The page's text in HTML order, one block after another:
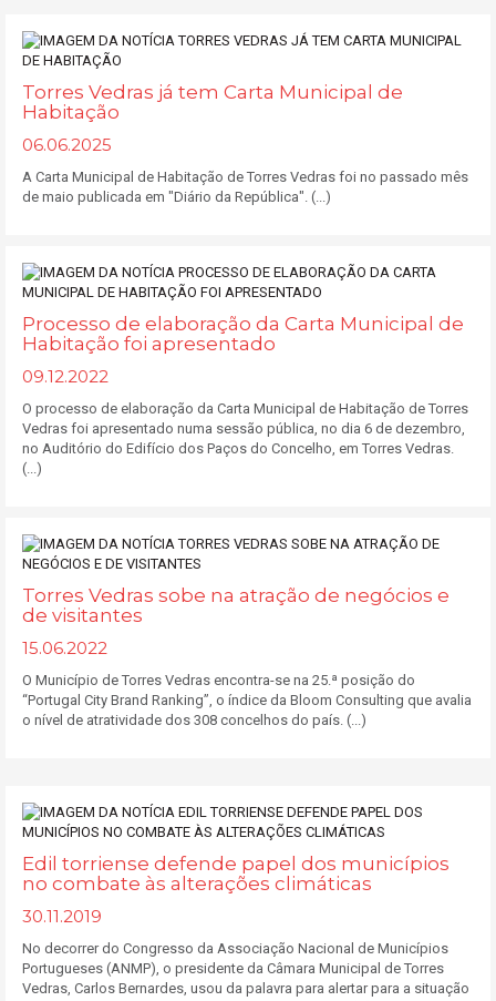
Torres Vedras já tem Carta Municipal de
Habitação
06.06.2025
A Carta Municipal de Habitação de Torres Vedras foi no passado mês
de maio publicada em "Diário da República". (...)
Processo de elaboração da Carta Municipal de
Habitação foi apresentado
09.12.2022
O processo de elaboração da Carta Municipal de Habitação de Torres
Vedras foi apresentado numa sessão pública, no dia 6 de dezembro,
no Auditório do Edifício dos Paços do Concelho, em Torres Vedras.
(...)
Torres Vedras sobe na atração de negócios e
de visitantes
15.06.2022
O Município de Torres Vedras encontra-se na 25.ª posição do
“Portugal City Brand Ranking”, o índice da Bloom Consulting que avalia
o nível de atratividade dos 308 concelhos do país. (...)
Edil torriense defende papel dos municípios
no combate às alterações climáticas
30.11.2019
No decorrer do Congresso da Associação Nacional de Municípios
Portugueses (ANMP), o presidente da Câmara Municipal de Torres
Vedras, Carlos Bernardes, usou da palavra para alertar para a situação